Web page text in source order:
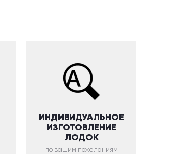
ИНДИВИДУАЛЬНОЕ
ИЗГОТОВЛЕНИЕ
ЛОДОК
по вашим пожеланиям